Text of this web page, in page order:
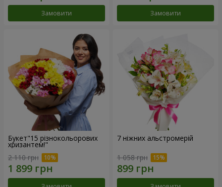
Замовити Замовити
Букет"15 різнокольорових
хризантем!"
2 110 грн
7 ніжних альстромерій
1 058 грн